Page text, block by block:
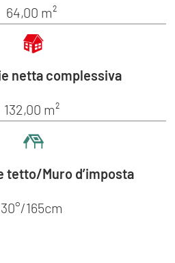
64,00 m²
netta complessiva
132,00 m²
tetto/Muro d’imposta
30°/165cm